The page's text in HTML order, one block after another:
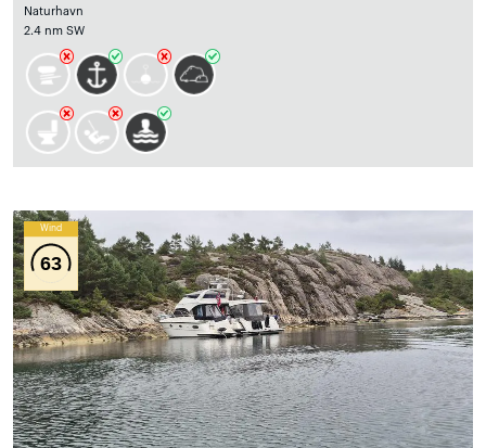
Naturhavn
2.4 nm SW
Wind
63